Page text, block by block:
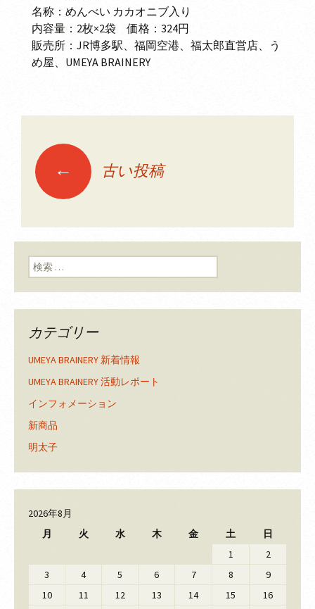
名称：めんべい カカオニブ入り
内容量：2枚×2袋 価格：324円
販売所：JR博多駅、福岡空港、福太郎直営店、う
め屋、UMEYA BRAINERY
投稿ナビゲーショ
ン
← 古い投稿
検索:
カテゴリー
UMEYA BRAINERY 新着情報
UMEYA BRAINERY 活動レポート
インフォメーション
新商品
明太子
2026年8月
月
火 水 木 金 土
日
1
2
3
4 5 6 7 8
9
10
11 12 13 14 15 16